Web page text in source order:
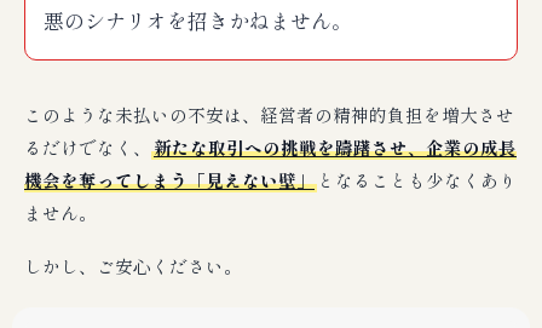
悪のシナリオを招きかねません。
このような未払いの不安は、経営者の精神的負担を増大させ
るだけでなく、 新たな取引への挑戦を躊躇させ、企業の成長
機会を奪ってしまう「見えない壁」 となることも少なくあり
ません。
しかし、ご安心ください。